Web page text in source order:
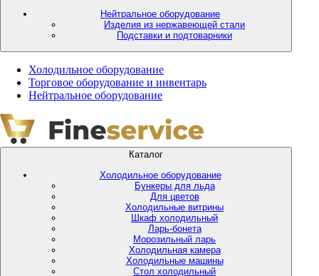
Нейтральное оборудование
Изделия из нержавеющей стали
Подставки и подтоварники
Холодильное оборудование
Торговое оборудование и инвентарь
Нейтральное оборудование
Каталог
Холодильное оборудование
Бункеры для льда
Для цветов
Холодильные витрины
Шкаф холодильный
Ларь-бонета
Морозильный ларь
Холодильная камера
Холодильные машины
Стол холодильный